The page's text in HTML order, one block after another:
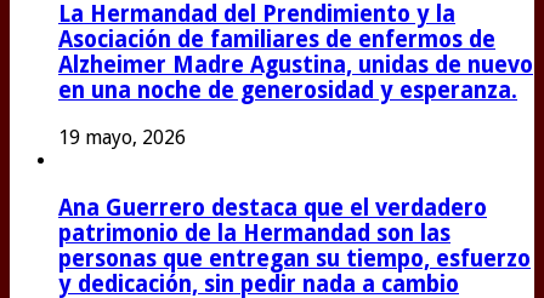
La Hermandad del Prendimiento y la
Asociación de familiares de enfermos de
Alzheimer Madre Agustina, unidas de nuevo
en una noche de generosidad y esperanza.
19 mayo, 2026
Ana Guerrero destaca que el verdadero
patrimonio de la Hermandad son las
personas que entregan su tiempo, esfuerzo
y dedicación, sin pedir nada a cambio